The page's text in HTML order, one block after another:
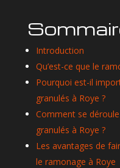
Introduction
Qu’est-ce que le
Pourquoi est-il
granulés à Roye ?
Comment se
granulés à Roye ?
Les avantages de
le ramonage à Roye